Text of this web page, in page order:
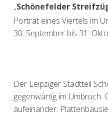
„Schönefelder
Porträt eines Viertels im
30. September bis 31.
Der Leipziger Stadtteil
gegenwärtig im Umbruch.
aufeinander: